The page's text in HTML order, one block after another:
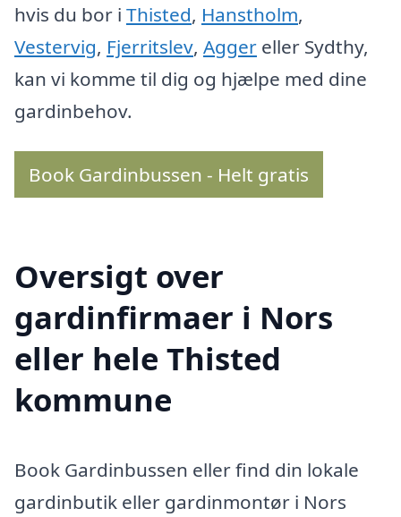
hvis du bor i Thisted, Hanstholm,
Vestervig, Fjerritslev, Agger eller Sydthy,
kan vi komme til dig og hjælpe med dine
gardinbehov.
Book Gardinbussen - Helt gratis
Oversigt over
gardinfirmaer i Nors
eller hele Thisted
kommune
Book Gardinbussen eller find din lokale
gardinbutik eller gardinmontør i Nors